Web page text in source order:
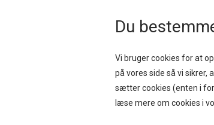
Du
Vi bruger cookies for at
på vores side så vi sikrer,
sætter cookies (enten i
læse mere om cookies i